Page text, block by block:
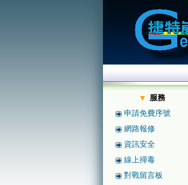
服務
申請免費序號
網路報修
資訊安全
線上掃毒
對戰留言板